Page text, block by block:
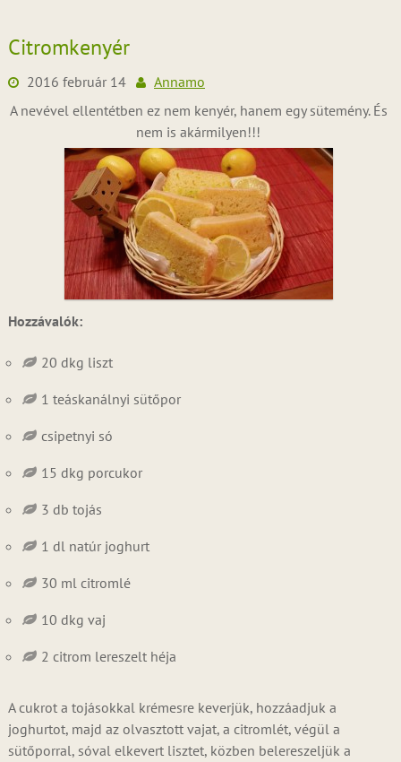
Citromkenyér
2016 február 14
Annamo
A nevével ellentétben ez nem kenyér, hanem egy sütemény. És
nem is akármilyen!!!
Hozzávalók:
20 dkg liszt
1 teáskanálnyi sütőpor
csipetnyi só
15 dkg porcukor
3 db tojás
1 dl natúr joghurt
30 ml citromlé
10 dkg vaj
2 citrom lereszelt héja
A cukrot a tojásokkal krémesre keverjük, hozzáadjuk a
joghurtot, majd az olvasztott vajat, a citromlét, végül a
sütőporral, sóval elkevert lisztet, közben belereszeljük a